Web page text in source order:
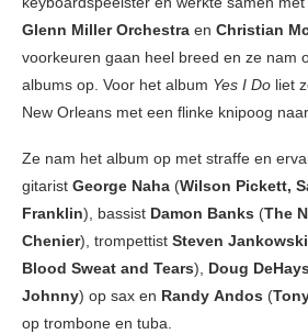
Glenn Miller Orchestra en Christian
voorkeuren gaan heel breed en ze nam
albums op. Voor het album Yes I Do liet
New Orleans met een flinke knipoog
Ze nam het album op met straffe en
gitarist George Naha (Wilson Pickett,
Franklin), bassist Damon Banks (The
Chenier), trompettist Steven Jankowski
Blood Sweat and Tears), Doug DeHays
Johnny) op sax en Randy Andos (
op trombone en tuba.